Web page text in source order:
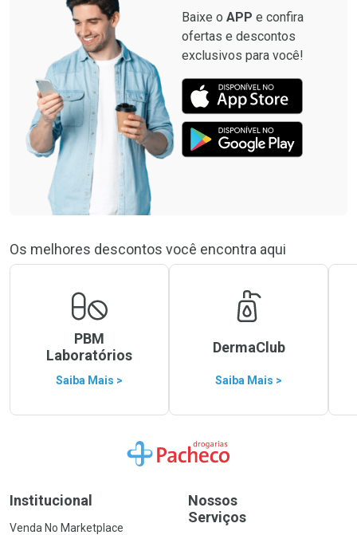
Baixe o APP e confira
ofertas e descontos
exclusivos para você!
Os melhores descontos você encontra aqui
PBM
Laboratórios
Saiba Mais >
DermaClub
Saiba Mais >
Ir para a Home
Institucional
Venda No Marketplace
Nossos
Serviços